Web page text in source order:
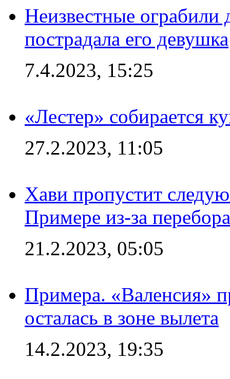
Неизвестные
пострадала его девушка
7.4.2023, 15:25
«Лестер» собирается
27.2.2023, 11:05
Хави пропустит
Примере из-за
21.2.2023, 05:05
Примера. «Валенсия»
осталась в зоне вылета
14.2.2023, 19:35